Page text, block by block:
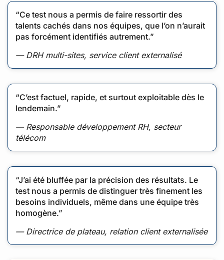
“Ce test nous a permis de faire ressortir des
talents cachés dans nos équipes, que l’on n’aurait
pas forcément identifiés autrement.”
— DRH multi-sites, service client externalisé
“C’est factuel, rapide, et surtout exploitable dès le
lendemain.”
— Responsable développement RH, secteur
télécom
“J’ai été bluffée par la précision des résultats. Le
test nous a permis de distinguer très finement les
besoins individuels, même dans une équipe très
homogène.”
— Directrice de plateau, relation client externalisée